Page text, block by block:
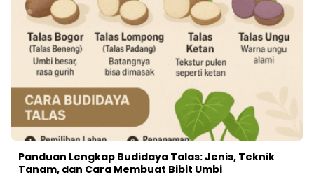
Panduan Lengkap Budidaya Talas: Jenis, Teknik
Tanam, dan Cara Membuat Bibit Umbi